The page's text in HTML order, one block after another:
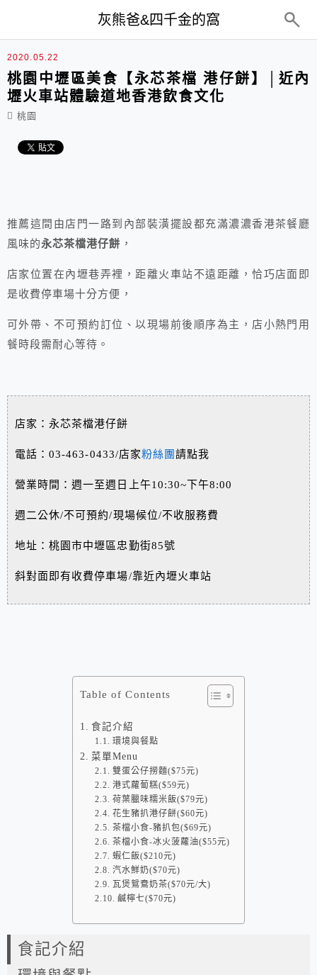
灰熊爸&四千金的窩
2020.05.22
桃園中壢區美食【永芯茶檔 港仔餅】│近內
壢火車站體驗道地香港飲食文化
桃園
推薦這間由店門一路到內部裝潢擺設都充滿濃濃香港茶餐廳
風味的永芯茶檔港仔餅 ，
店家位置在內壢巷弄裡，距離火車站不遠距離，恰巧店面即
是收費停車場十分方便，
可外帶、不可預約訂位、以現場前後順序為主，店小熱門用
餐時段需耐心等待。
店家：永芯茶檔港仔餅
電話：03-463-0433/店家粉絲團請點我
營業時間：週一至週日上午10:30~下午8:00
週二公休/不可預約/現場候位/不收服務費
地址：桃園市中壢區忠勤街85號
斜對面即有收費停車場/靠近內壢火車站
Table of Contents
食記介紹
環境與餐點
菜單Menu
雙蛋公仔撈麵($75元)
港式蘿蔔糕($59元)
荷葉臘味糯米飯($79元)
花生豬扒港仔餅($60元)
茶檔小食-豬扒包($69元)
茶檔小食-冰火菠蘿油($55元)
蝦仁飯($210元)
汽水鮮奶($70元)
瓦煲鴛鴦奶茶($70元/大)
鹹檸七($70元)
食記介紹